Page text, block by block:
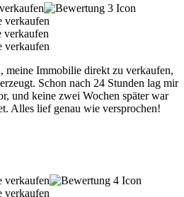
meine Immobilie direkt zu verkaufen,
Schon nach 24 Stunden lag mir
und keine zwei Wochen später war
Alles lief genau wie versprochen!